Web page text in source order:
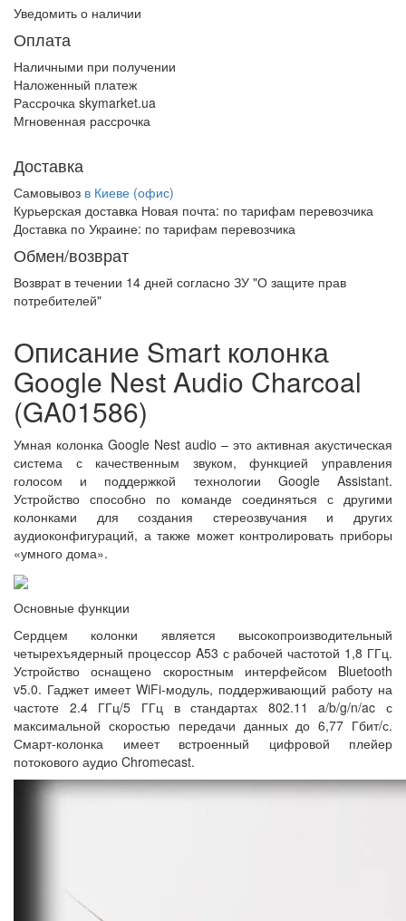
Уведомить о наличии
Оплата
Наличными при получении
Наложенный платеж
Рассрочка skymarket.ua
Мгновенная рассрочка
Доставка
Самовывоз в Киеве (офис)
Курьерская доставка Новая почта: по тарифам перевозчика
Доставка по Украине: по тарифам перевозчика
Обмен/возврат
Возврат в течении 14 дней согласно ЗУ "О защите прав
потребителей"
Описание Smart колонка
Google Nest Audio Charcoal
(GA01586)
Умная колонка Google Nest audio – это активная акустическая
система с качественным звуком, функцией управления
голосом и поддержкой технологии Google Assistant.
Устройство способно по команде соединяться с другими
колонками для создания стереозвучания и других
аудиоконфигураций, а также может контролировать приборы
«умного дома».
Основные функции
Сердцем колонки является высокопроизводительный
четырехъядерный процессор A53 с рабочей частотой 1,8 ГГц.
Устройство оснащено скоростным интерфейсом Bluetooth
v5.0. Гаджет имеет WiFi-модуль, поддерживающий работу на
частоте 2.4 ГГц/5 ГГц в стандартах 802.11 a/b/g/n/ac с
максимальной скоростью передачи данных до 6,77 Гбит/с.
Смарт-колонка имеет встроенный цифровой плейер
потокового аудио Chromecast.